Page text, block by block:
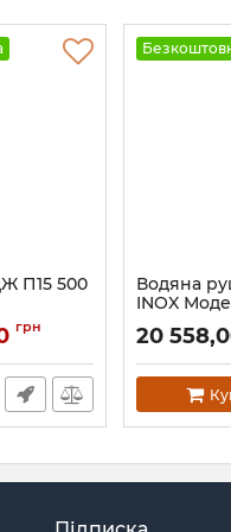
П15 500
грн
Водяна
INOX
Артикул:
20